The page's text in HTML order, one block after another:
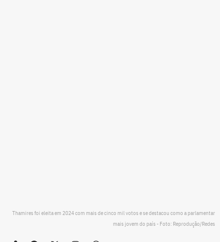
Thamires foi eleita em 2024 com mais de cinco mil votos e se destacou como a parlamentar
mais jovem do país - Foto: Reprodução/Redes